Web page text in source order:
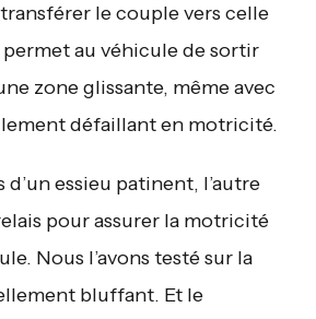
le couple vers celle
permet au véhicule de sortir
zone glissante, même avec
défaillant en motricité.
d’un essieu patinent, l’autre
pour assurer la motricité
Nous l’avons testé sur la
bluffant. Et le